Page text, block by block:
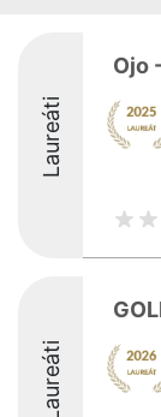
Laureáti
Ojo
Laureáti